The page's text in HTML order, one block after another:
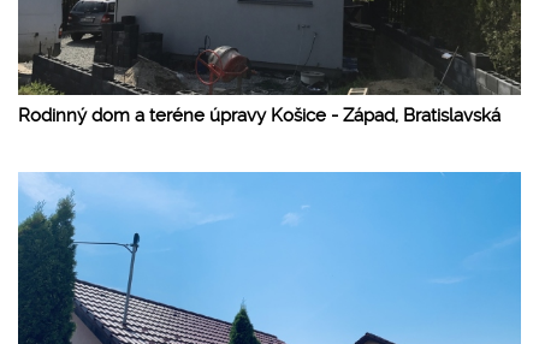
Rodinný dom a teréne úpravy Košice - Západ, Bratislavská